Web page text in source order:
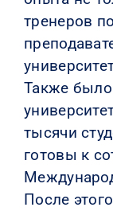
тренеров
Также
тысячи
готовы к
После